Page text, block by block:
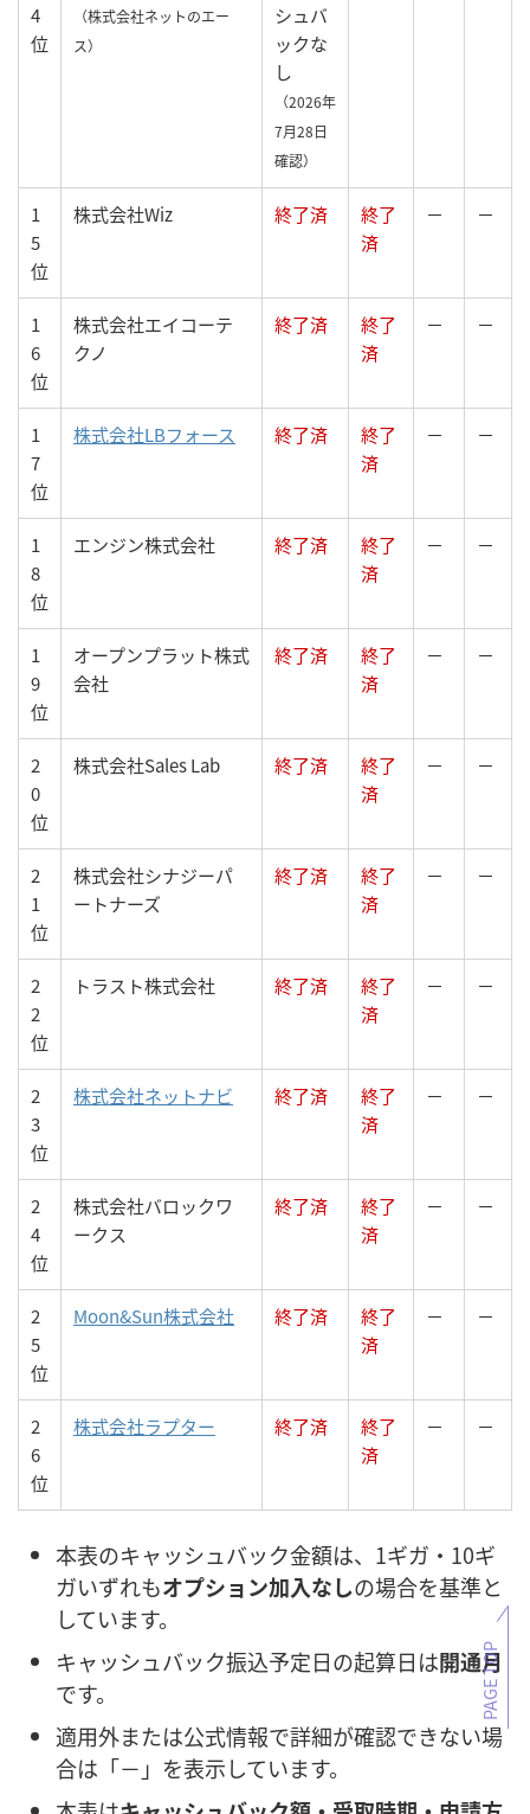
4
位
（株式会社ネットのエー
ス）
シュバ
ックな
し
（2026年
7月28日
確認）
1
5
位
株式会社Wiz 終了済
終了
済
－ －
1
6
位
株式会社エイコーテ
クノ
終了済
終了
済
－ －
1
7
位
株式会社LBフォース 終了済
終了
済
－ －
1
8
位
エンジン株式会社 終了済
終了
済
－ －
1
9
位
オープンプラット株式
会社
終了済
終了
済
－ －
2
0
位
株式会社Sales Lab 終了済
終了
済
－ －
2
1
位
株式会社シナジーパ
ートナーズ
終了済
終了
済
－ －
2
2
位
トラスト株式会社 終了済
終了
済
－ －
2
3
位
株式会社ネットナビ 終了済
終了
済
－ －
2
4
位
株式会社バロックワ
ークス
終了済
終了
済
－ －
2
5
位
Moon&Sun株式会社 終了済
終了
済
－ －
2
6
位
株式会社ラプター 終了済
終了
済
－ －
本表のキャッシュバック金額は、1ギガ・10ギ
ガいずれもオプション加入なしの場合を基準と
しています。
キャッシュバック振込予定日の起算日は開通月
です。
適用外または公式情報で詳細が確認できない場
合は「－」を表示しています。
PAGE TOP